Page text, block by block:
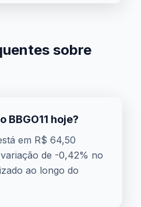
sobre
BBGO11 hoje?
em R$ 64,50
de -0,42% no
ao longo do